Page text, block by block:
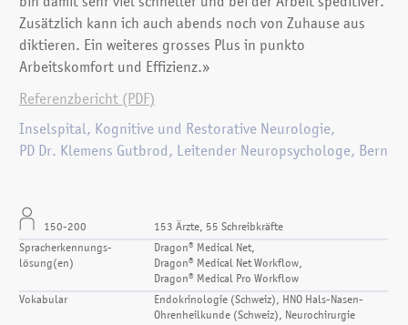
bin damit sehr viel schneller und bei der Arbeit speditiver.
Zusätzlich kann ich auch abends noch von Zuhause aus
diktieren. Ein weiteres grosses Plus in punkto
Arbeitskomfort und Effizienz.»
Referenzbericht (PDF)
Inselspital, Kognitive und Restorative Neurologie,
PD Dr. Klemens Gutbrod, Leitender Neuropsychologe, Bern
150-200
153 Ärzte, 55 Schreibkräfte
Spracherkennungs­
lösung(en)
Dragon® Medical Net,
Dragon® Medical Net Workflow,
Dragon® Medical Pro Workflow
Vokabular
Endokrinologie (Schweiz), HNO Hals-Nasen-
Ohrenheilkunde (Schweiz), Neurochirurgie